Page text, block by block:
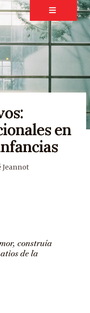
en
Jeannot
construía
de la